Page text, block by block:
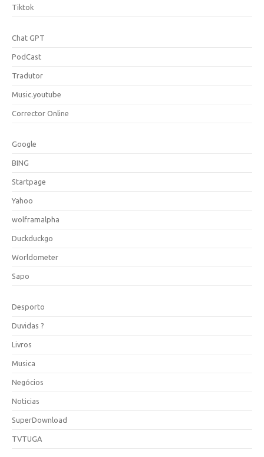
Tiktok
Chat GPT
PodCast
Tradutor
Music.youtube
Corrector Online
Google
BING
Startpage
Yahoo
wolframalpha
Duckduckgo
Worldometer
Sapo
Desporto
Duvidas ?
Livros
Musica
Negócios
Noticias
SuperDownload
TVTUGA